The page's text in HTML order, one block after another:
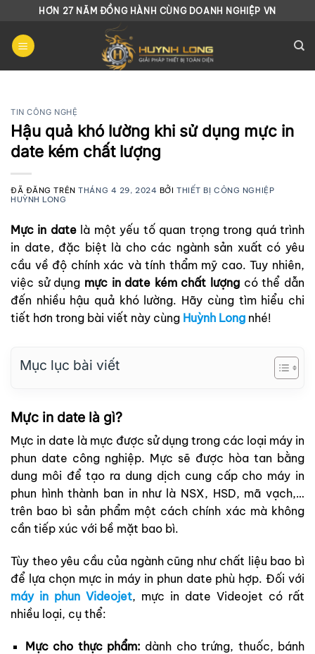
Chuyển
nội
dung
HƠN 27 NĂM ĐỒNG HÀNH CÙNG DOANH NGHIỆP VN
TIN CÔNG NGHỆ
Hậu quả khó lường khi sử dụng mực in
date kém chất lượng
ĐÃ ĐĂNG TRÊNTHÁNG 4 29, 2024 BỞITHIẾT BỊ CÔNG NGHIỆP
HUỲNH LONG
Mực in datelà một yếu tố quan trọng trong quá trình
in date, đặc biệt là cho các ngành sản xuất có yêu
cầu về độ chính xác và tính thẩm mỹ cao. Tuy nhiên,
việc sử dụng mực in date kém chất lượng có thể dẫn
đến nhiều hậu quả khó lường. Hãy cùng tìm hiểu chi
tiết hơn trong bài viết này cùng Huỳnh Long nhé!
Mục lục bài viết
Mực in date là gì?
Mực in date là mực được sử dụng trong các loại máy in
phun date công nghiệp. Mực sẽ được hòa tan bằng
dung môi để tạo ra dung dịch cung cấp cho máy in
phun hình thành ban in như là NSX, HSD, mã vạch,…
trên bao bì sản phẩm một cách chính xác mà không
cần tiếp xúc với bề mặt bao bì.
Tùy theo yêu cầu của ngành cũng như chất liệu bao bì
để lựa chọn mực in máy in phun date phù hợp. Đối với
máy in phun Videojet, mực in date Videojet có rất
nhiều loại, cụ thể:
Mực cho thực phẩm: dành cho trứng, thuốc, bánh